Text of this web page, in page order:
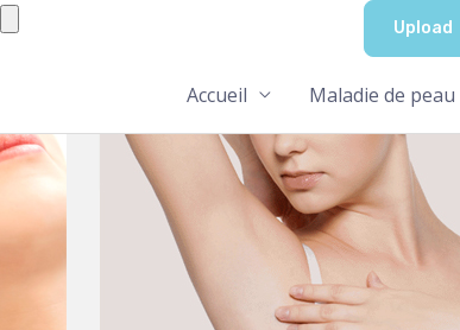
Aller
Accueil Maladie de peau